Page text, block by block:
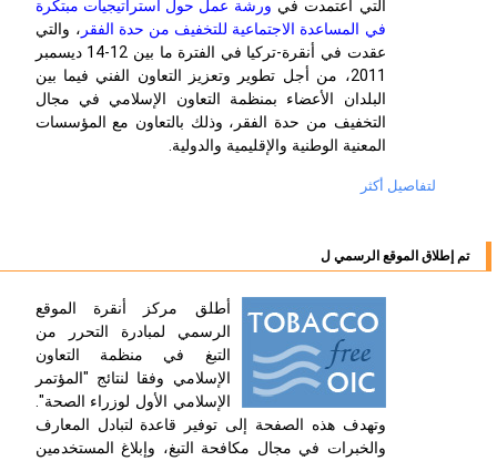
التي اعتمدت فيورشة عمل حول استراتيجيات مبتكرة
في المساعدة الاجتماعية للتخفيف من حدة الفقر، والتي
عقدت في أنقرة-تركيا في الفترة ما بين 12-14 ديسمبر
2011، من أجل تطوير وتعزيز التعاون الفني فيما بين
البلدان الأعضاء بمنظمة التعاون الإسلامي في مجال
التخفيف من حدة الفقر، وذلك بالتعاون مع المؤسسات
المعنية الوطنية والإقليمية والدولية.
لتفاصيل أكثر
تم إطلاق الموقع الرسمي ل
أطلق مركز أنقرة الموقع
الرسمي لمبادرة التحرر من
التبغ في منظمة التعاون
الإسلامي وفقا لنتائج "المؤتمر
الإسلامي الأول لوزراء الصحة".
وتهدف هذه الصفحة إلى توفير قاعدة لتبادل المعارف
والخبرات في مجال مكافحة التبغ، وإبلاغ المستخدمين